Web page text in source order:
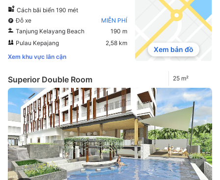
Cách bãi biển 190 mét
Đỗ xe
MIỄN PHÍ
Tanjung Kelayang Beach
190 m
Pulau Kepajang
2,58 km
Xem khu vực lân cận
Xem bản đồ
Superior Double Room 25 m²